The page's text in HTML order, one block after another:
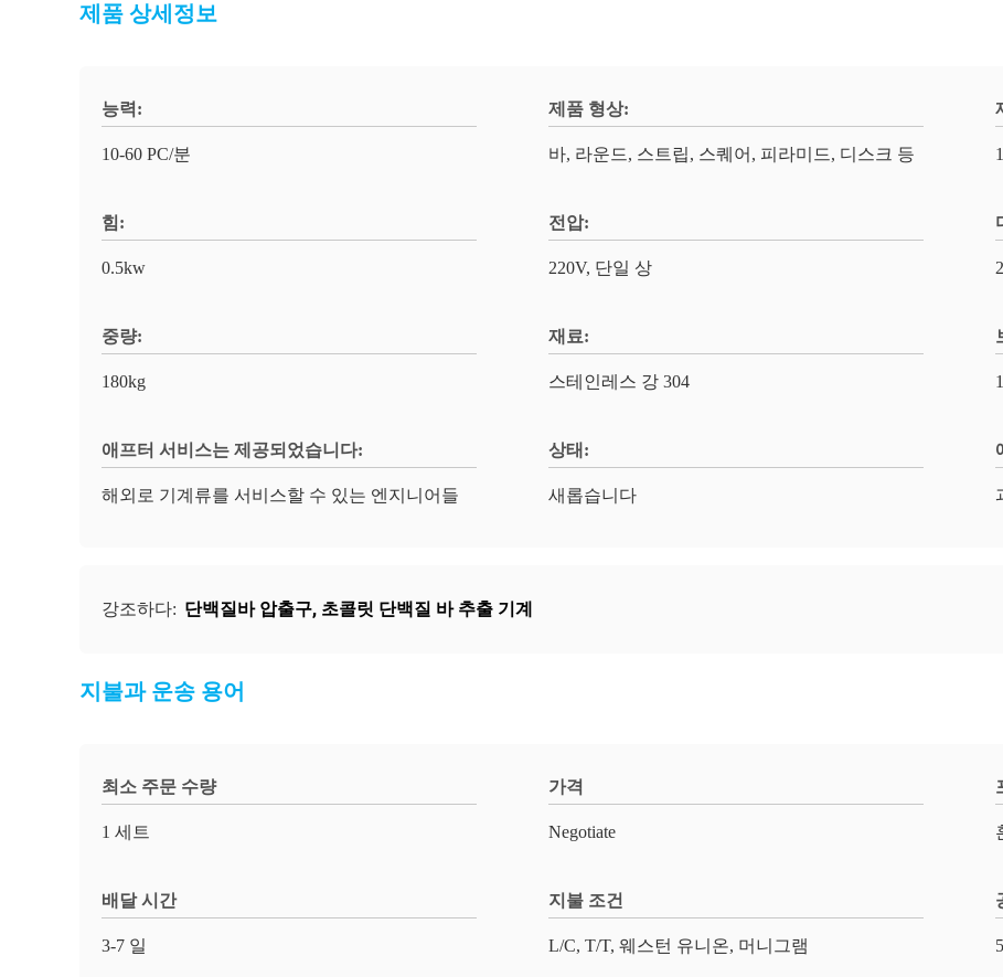
제품 상세정보
능력:
10-60 PC/분
제품 형상:
바, 라운드, 스트립, 스퀘어, 피라미드, 디스크 등
힘:
0.5kw
전압:
220V, 단일 상
중량:
180kg
재료:
스테인레스 강 304
애프터 서비스는 제공되었습니다:
해외로 기계류를 서비스할 수 있는 엔지니어들
상태:
새롭습니다
강조하다: 단백질바 압출구, 초콜릿 단백질 바 추출 기계
지불과 운송 용어
최소 주문 수량
1 세트
가격
Negotiate
배달 시간
3-7 일
지불 조건
L/C, T/T, 웨스턴 유니온, 머니그램